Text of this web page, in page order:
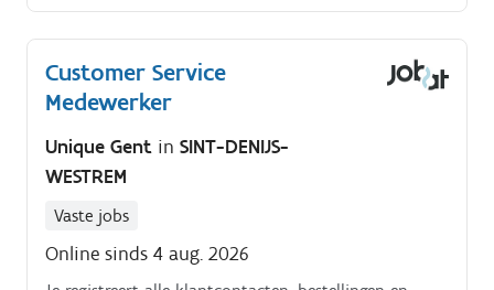
Customer Service
Medewerker
Unique Gent in SINT-DENIJS-
WESTREM
Vaste jobs
Online sinds 4 aug. 2026